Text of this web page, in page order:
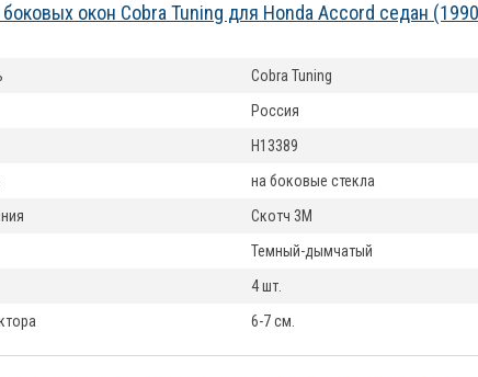
окон Cobra Tuning для Honda Accord седан
Cobra Tuning
Россия
H13389
на боковые стекла
Скотч 3М
Темный-дымчатый
4 шт.
6-7 см.